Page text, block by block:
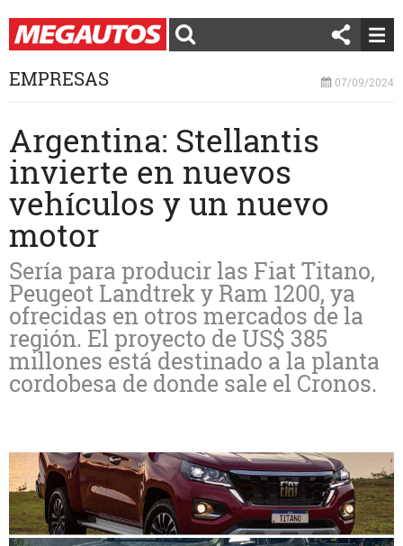
EMPRESAS 07/09/2024
Argentina: Stellantis
invierte en nuevos
vehículos y un nuevo
motor
Sería para producir las Fiat Titano,
Peugeot Landtrek y Ram 1200, ya
ofrecidas en otros mercados de la
región. El proyecto de US$ 385
millones está destinado a la planta
cordobesa de donde sale el Cronos.